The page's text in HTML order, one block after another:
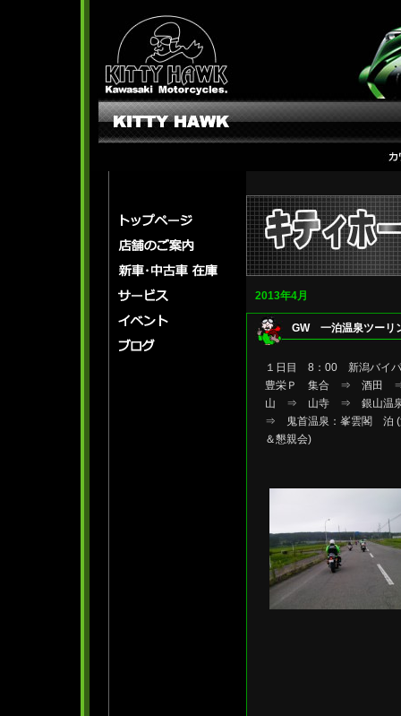
2013年4月
GW 一泊温泉ツーリ
１日目 8：00 新潟バイ
豊栄Ｐ 集合 ⇒ 酒田
山 ⇒ 山寺 ⇒ 銀山
⇒ 鬼首温泉：峯雲閣 泊
＆懇親会)